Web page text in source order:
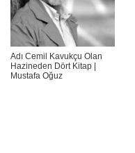
Adı Cemil Kavukçu Olan
Hazineden Dört Kitap |
Mustafa Oğuz